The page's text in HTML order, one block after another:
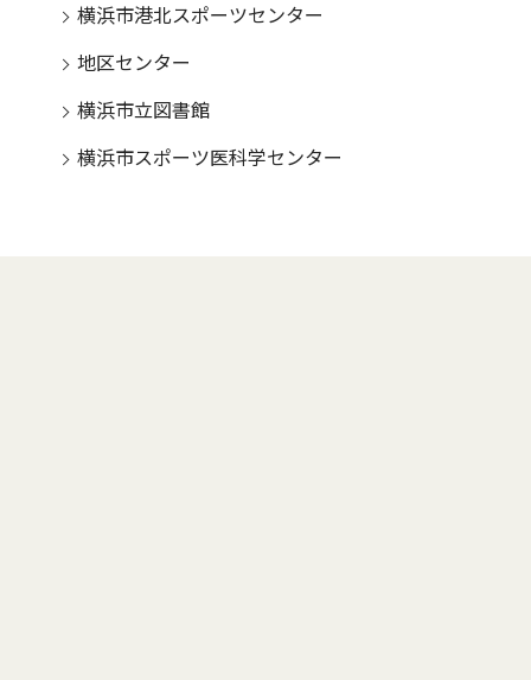
横浜市港北スポーツセンター
地区センター
横浜市立図書館
横浜市スポーツ医科学センター